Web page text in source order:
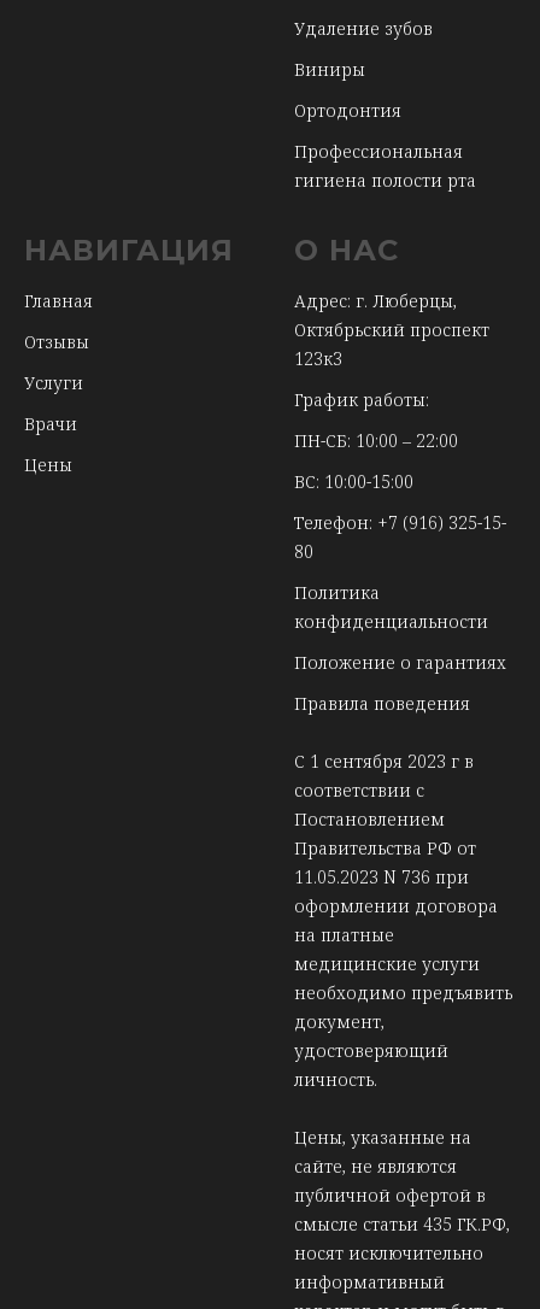
Удаление зубов
Виниры
Ортодонтия
Профессиональная
гигиена полости рта
НАВИГАЦИЯ
Главная
Отзывы
Услуги
Врачи
Цены
О НАС
Адрес: г. Люберцы,
Октябрьский проспект
123к3
График работы:
ПН-СБ: 10:00 – 22:00
ВС: 10:00-15:00
Телефон: +7 (916) 325-15-
80
Политика
конфиденциальности
Положение о гарантиях
Правила поведения
С 1 сентября 2023 г в
соответствии с
Постановлением
Правительства РФ от
11.05.2023 N 736 при
оформлении договора
на платные
медицинские услуги
необходимо предъявить
документ,
удостоверяющий
личность.
Цены, указанные на
сайте, не являются
публичной офертой в
смысле статьи 435 ГК.РФ,
носят исключительно
информативный